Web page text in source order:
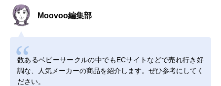
Moovoo編集部
数あるベビーサークルの中でもECサイトなどで売れ行き好
調な、人気メーカーの商品を紹介します。ぜひ参考にしてく
ださい。